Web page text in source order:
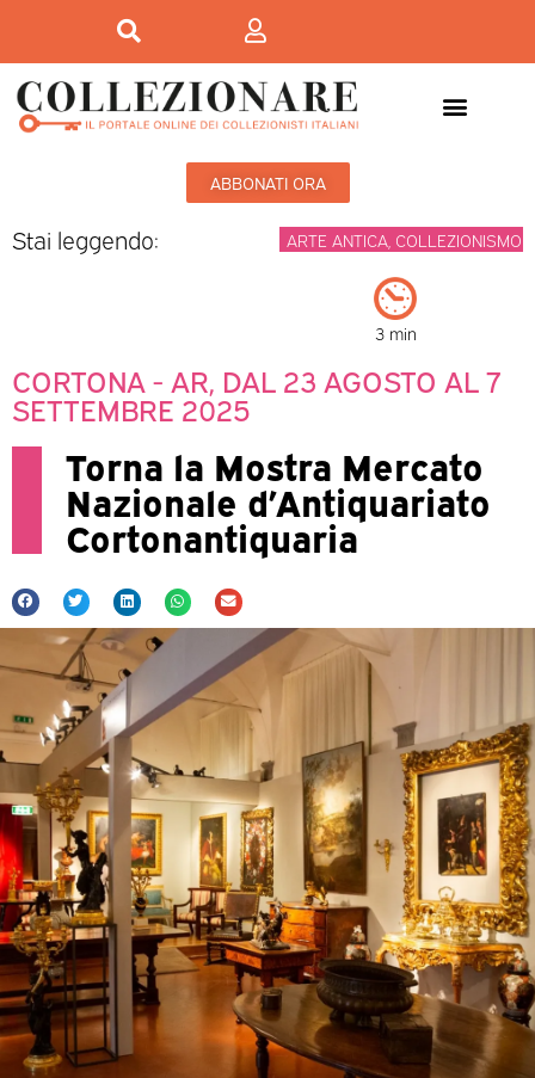
ABBONATI ORA
Stai leggendo: ARTE ANTICA COLLEZIONISMO
3 min
CORTONA - AR, DAL 23 AGOSTO AL 7
SETTEMBRE 2025
Torna la Mostra Mercato
Nazionale d’Antiquariato
Cortonantiquaria